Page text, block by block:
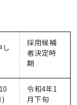
し
採用候補
者決定時
期
10
)
令和4年1
月下旬